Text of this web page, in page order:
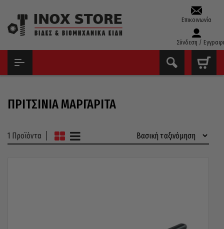
Επικοινωνία
Σύνδεση /
ΠΡΙΤΣΊΝΙΑ ΜΑΡΓΑΡΊΤΑ
1 Προϊόντα